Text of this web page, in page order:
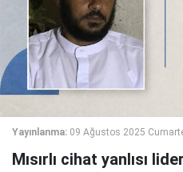
Yayınlanma: 09 Ağustos 2025
Mısırlı cihat yanlısı